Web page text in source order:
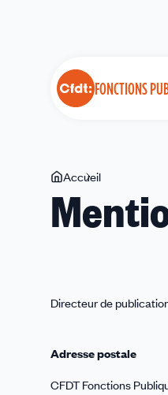
FONCTIONS
Vous
êtes
ici
Accueil
légales
Directeur de
Adresse postale
CFDT Fonctions